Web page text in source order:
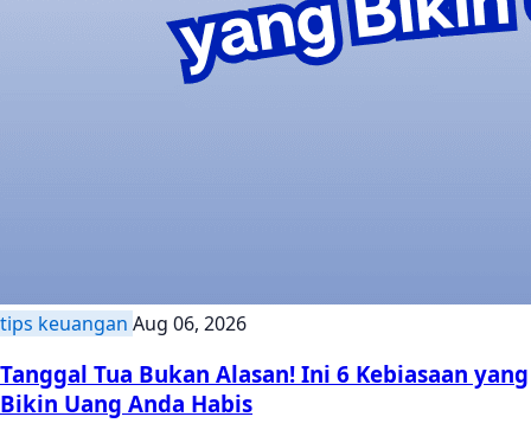
tips keuangan Aug 06, 2026
Tanggal Tua Bukan Alasan! Ini 6 Kebiasaan yang
Bikin Uang Anda Habis